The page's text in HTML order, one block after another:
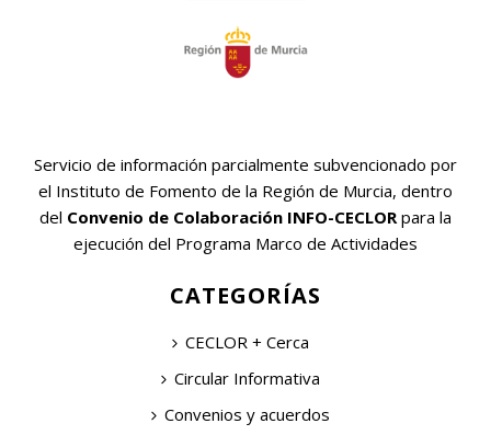
Servicio de información parcialmente subvencionado por
el Instituto de Fomento de la Región de Murcia, dentro
del Convenio de Colaboración INFO-CECLOR para la
ejecución del Programa Marco de Actividades
CATEGORÍAS
CECLOR + Cerca
Circular Informativa
Convenios y acuerdos